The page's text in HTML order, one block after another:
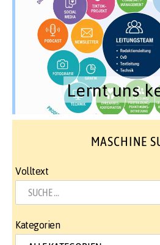
Lernt uns
MASCHINE
Volltext
Kategorien